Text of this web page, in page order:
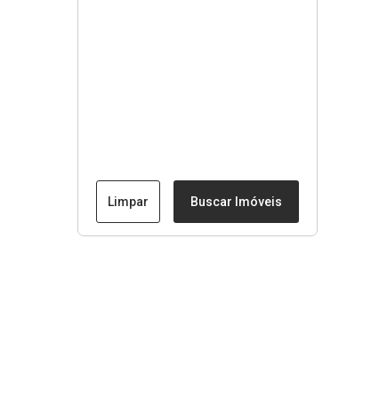
Limpar Buscar Imóveis